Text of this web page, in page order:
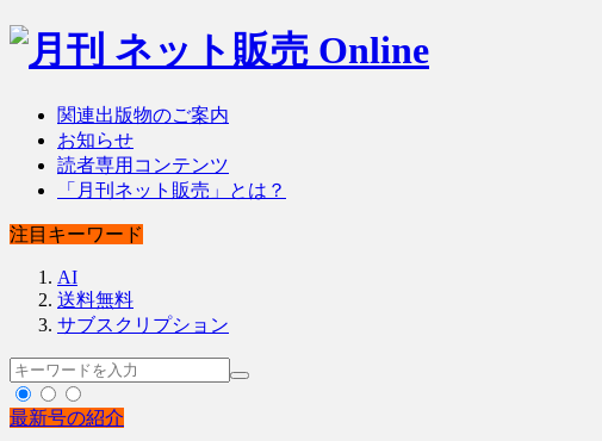
関連出版物のご案内
お知らせ
読者専用コンテンツ
「月刊ネット販売」とは？
注目キーワード
AI
送料無料
サブスクリプション
最新号の紹介